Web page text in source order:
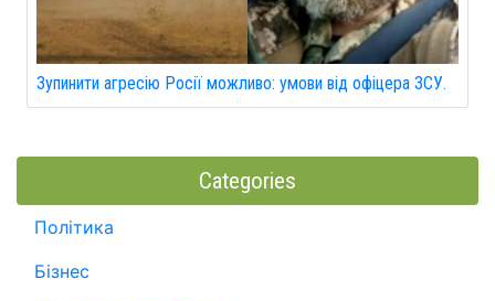
Зупинити агресію Росії можливо: умови від офіцера ЗСУ.
Categories
Політика
Бізнес